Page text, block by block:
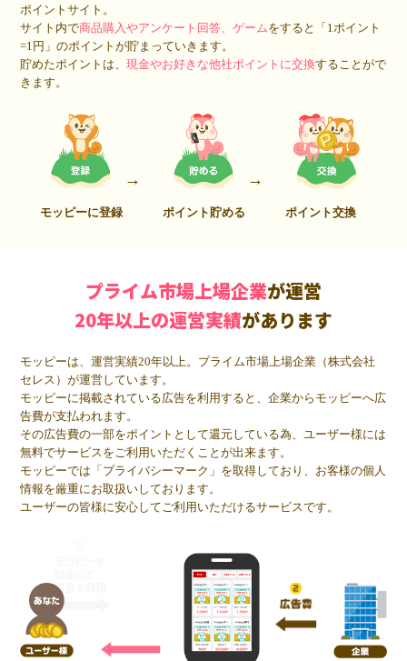
ポイントサイト。
サイト内で商品購入やアンケート回答、ゲームをすると「1ポイント
=1円」のポイントが貯まっていきます。
貯めたポイントは、現金やお好きな他社ポイントに交換することがで
きます。
モッピーに登録 ポイント貯める ポイント交換
プライム市場上場企業が運営
20年以上の運営実績があります
モッピーは、運営実績20年以上。プライム市場上場企業（株式会社
セレス）が運営しています。
モッピーに掲載されている広告を利用すると、企業からモッピーへ広
告費が支払われます。
その広告費の一部をポイントとして還元している為、ユーザー様には
無料でサービスをご利用いただくことが出来ます。
モッピーでは「プライバシーマーク」を取得しており、お客様の個人
情報を厳重にお取扱いしております。
ユーザーの皆様に安心してご利用いただけるサービスです。